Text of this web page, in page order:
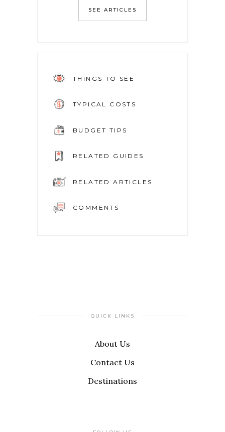
SEE ARTICLES
THINGS TO SEE
TYPICAL COSTS
BUDGET TIPS
RELATED GUIDES
RELATED ARTICLES
COMMENTS
QUICK LINKS
About Us
Contact Us
Destinations